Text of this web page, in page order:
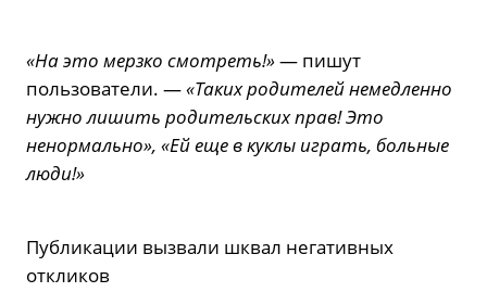
«На это мерзко смотреть!»— пишут
пользователи. —«Таких родителей немедленно
нужно лишить родительских прав! Это
ненормально», «Ей еще в куклы играть, больные
люди!»
Публикации вызвали шквал негативных
откликов